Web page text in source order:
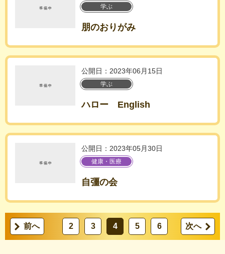
学ぶ
朋のおりがみ
公開日：2023年06月15日
学ぶ
ハロー English
公開日：2023年05月30日
健康・医療
自彊の会
前へ 2 3 4 5 6 次へ